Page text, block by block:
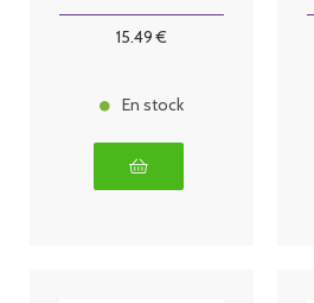
15.49 €
En stock